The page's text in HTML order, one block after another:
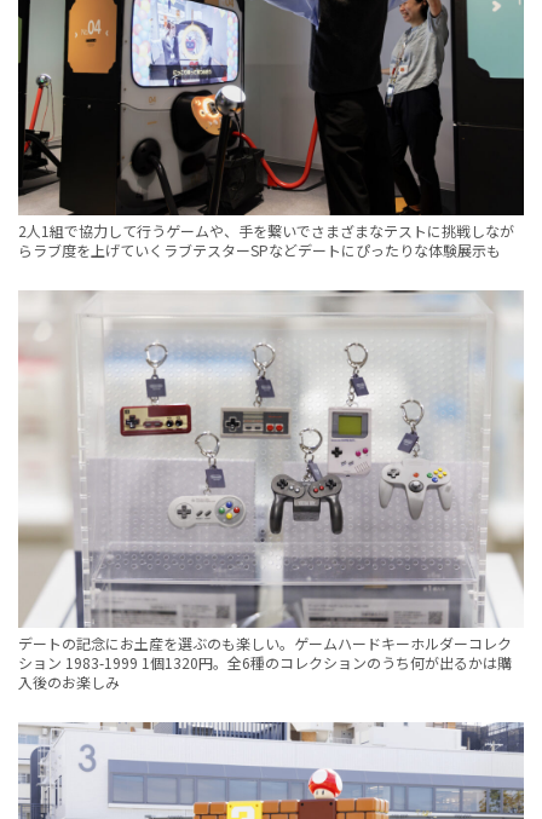
2人1組で協力して行うゲームや、手を繋いでさまざまなテストに挑戦しなが
らラブ度を上げていくラブテスターSPなどデートにぴったりな体験展示も
デートの記念にお土産を選ぶのも楽しい。ゲームハードキーホルダーコレク
ション 1983-1999 1個1320円。全6種のコレクションのうち何が出るかは購
入後のお楽しみ